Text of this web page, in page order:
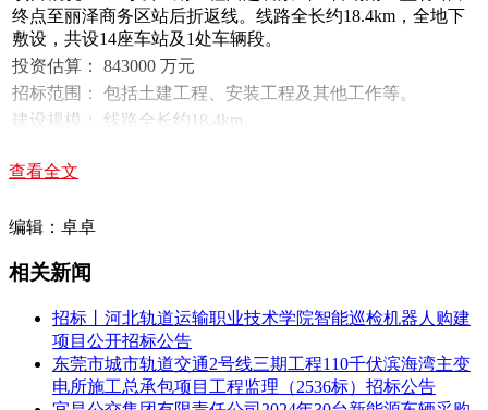
终点至丽泽商务区站后折返线。线路全长约18.4km，全地下
敷设，共设14座车站及1处车辆段。
投资估算： 843000 万元
招标范围： 包括土建工程、安装工程及其他工作等。
建设规模： 线路全长约18.4km。
其他说明： 上述发布内容均为暂定内容，招标公告发布时
告内容为准。
相关推荐：
查看全文
编辑：卓卓
相关新闻
招标丨河北轨道运输职业技术学院智能巡检机器人购建
项目公开招标公告
东莞市城市轨道交通2号线三期工程110千伏滨海湾主变
电所施工总承包项目工程监理（2536标）招标公告